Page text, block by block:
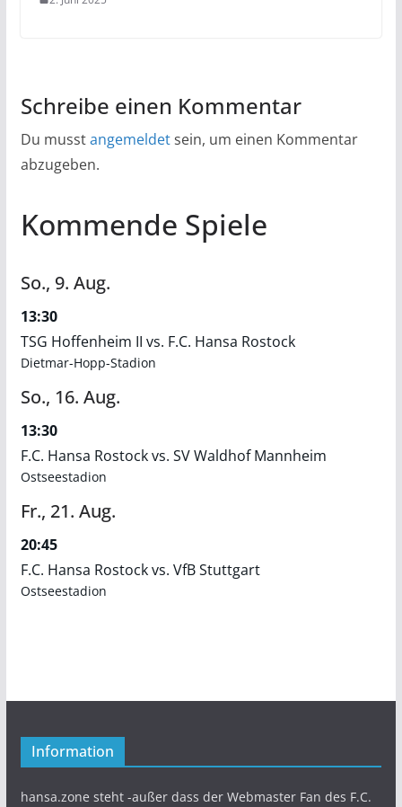
Schreibe einen Kommentar
Du musstangemeldetsein, um einen Kommentar
abzugeben.
Kommende Spiele
So., 9. Aug.
13:30
TSG Hoffenheim II vs. F.C. Hansa Rostock
Dietmar-Hopp-Stadion
So., 16. Aug.
13:30
F.C. Hansa Rostock vs. SV Waldhof Mannheim
Ostseestadion
Fr., 21. Aug.
20:45
F.C. Hansa Rostock vs. VfB Stuttgart
Ostseestadion
Information
hansa.zone steht -außer dass der Webmaster Fan des F.C.